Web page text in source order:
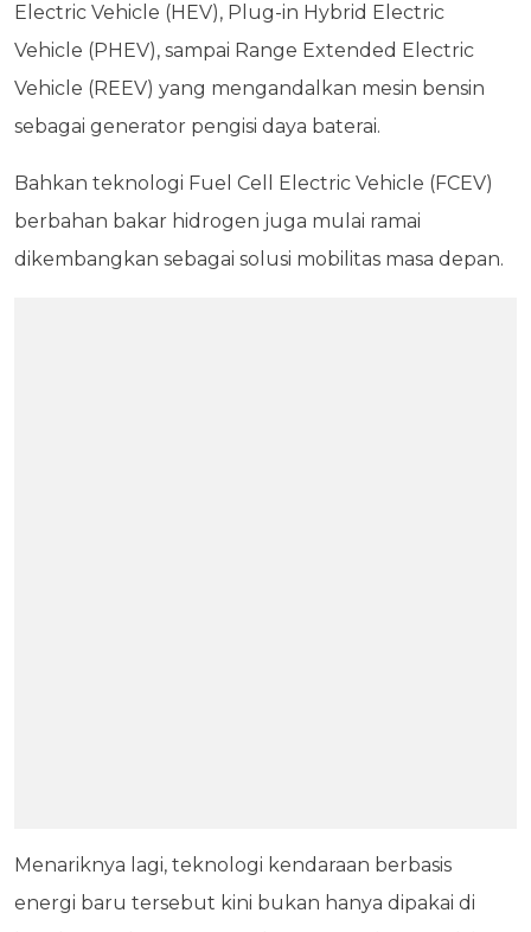
Electric Vehicle (HEV), Plug-in Hybrid Electric
Vehicle (PHEV), sampai Range Extended Electric
Vehicle (REEV) yang mengandalkan mesin bensin
sebagai generator pengisi daya baterai.
Bahkan teknologi Fuel Cell Electric Vehicle (FCEV)
berbahan bakar hidrogen juga mulai ramai
dikembangkan sebagai solusi mobilitas masa depan.
Menariknya lagi, teknologi kendaraan berbasis
energi baru tersebut kini bukan hanya dipakai di